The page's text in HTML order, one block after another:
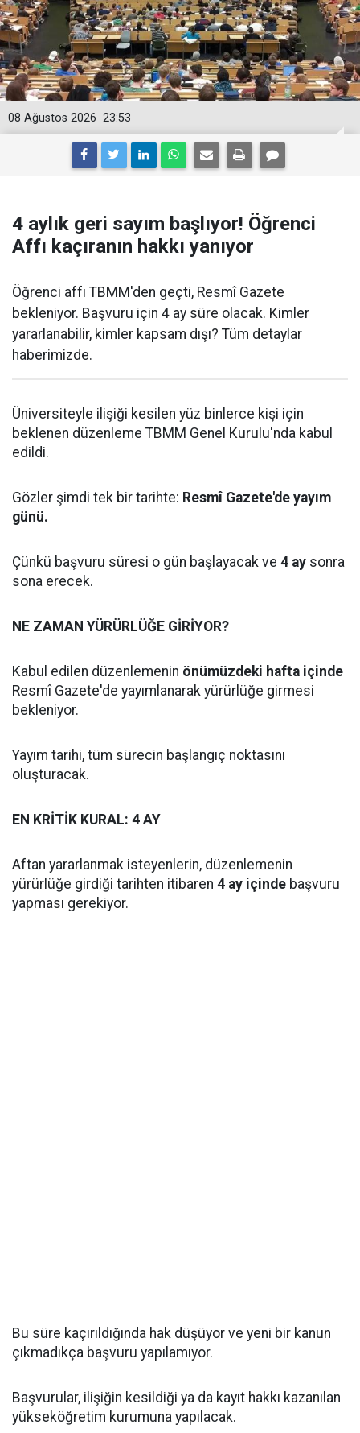
23:53
08 Ağustos 2026
4 aylık geri sayım başlıyor! Öğrenci
Affı kaçıranın hakkı yanıyor
Öğrenci affı TBMM'den geçti, Resmî Gazete
bekleniyor. Başvuru için 4 ay süre olacak. Kimler
yararlanabilir, kimler kapsam dışı? Tüm detaylar
haberimizde.
Üniversiteyle ilişiği kesilen yüz binlerce kişi için
beklenen düzenleme TBMM Genel Kurulu'nda kabul
edildi.
Gözler şimdi tek bir tarihte: Resmî Gazete'de yayım
günü.
Çünkü başvuru süresi o gün başlayacak ve 4 ay sonra
sona erecek.
NE ZAMAN YÜRÜRLÜĞE GİRİYOR?
Kabul edilen düzenlemenin önümüzdeki hafta içinde
Resmî Gazete'de yayımlanarak yürürlüğe girmesi
bekleniyor.
Yayım tarihi, tüm sürecin başlangıç noktasını
oluşturacak.
EN KRİTİK KURAL: 4 AY
Aftan yararlanmak isteyenlerin, düzenlemenin
yürürlüğe girdiği tarihten itibaren 4 ay içinde başvuru
yapması gerekiyor.
Bu süre kaçırıldığında hak düşüyor ve yeni bir kanun
çıkmadıkça başvuru yapılamıyor.
Başvurular, ilişiğin kesildiği ya da kayıt hakkı kazanılan
yükseköğretim kurumuna yapılacak.